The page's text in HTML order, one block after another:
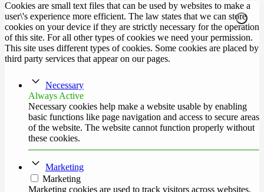
Cookies are small text files that can be used by websites to make a
user\'s experience more efficient. The law states that we can store
cookies on your device if they are strictly necessary for the operation
of this site. For all other types of cookies we need your permission.
This site uses different types of cookies. Some cookies are placed by
third party services that appear on our pages.
Necessary
Always Active
Necessary cookies help make a website usable by enabling
basic functions like page navigation and access to secure areas
of the website. The website cannot function properly without
these cookies.
Marketing
Marketing
Marketing cookies are used to track visitors across websites.